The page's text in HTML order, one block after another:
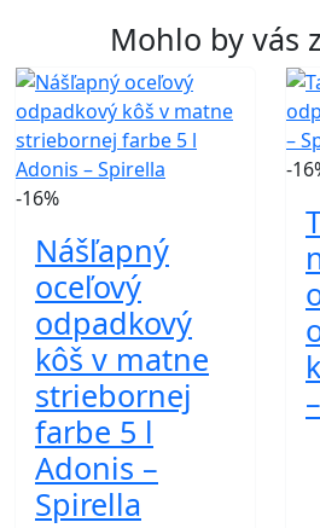
Mohlo by vás
-16%
Nášľapný
oceľový
odpadkový
kôš v matne
striebornej
farbe 5 l
Adonis –
Spirella
-